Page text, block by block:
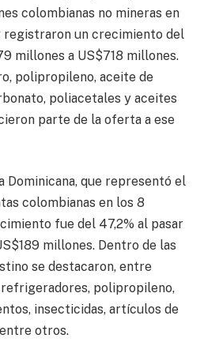
colombianas no mineras en
registraron un crecimiento del
millones a US$718 millones.
polipropileno, aceite de
poliacetales y aceites
parte de la oferta a ese
Dominicana, que representó el
colombianas en los 8
fue del 47,2% al pasar
millones. Dentro de las
se destacaron, entre
polipropileno,
insecticidas, artículos de
otros.